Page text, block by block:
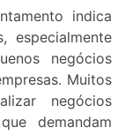
indica
especialmente
negócios
Muitos
negócios
demandam